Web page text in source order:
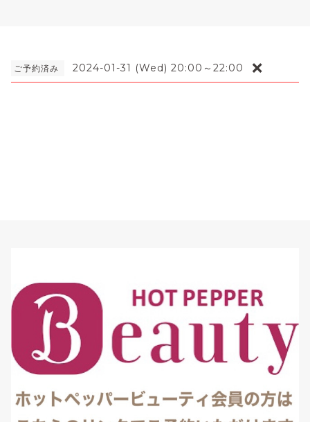
ご予約済み 2024-01-31 (Wed) 20:00～22:00 ❌